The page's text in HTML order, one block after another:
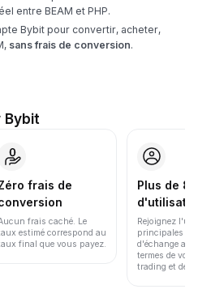
entre BEAM et PHP.
Bybit pour convertir, acheter,
sans frais de conversion.
Bybit
frais de
frais caché. Le
estimé correspond au
final que vous payez.
Plus de
Rejoignez
principales
d'échange au
termes de
trading et de